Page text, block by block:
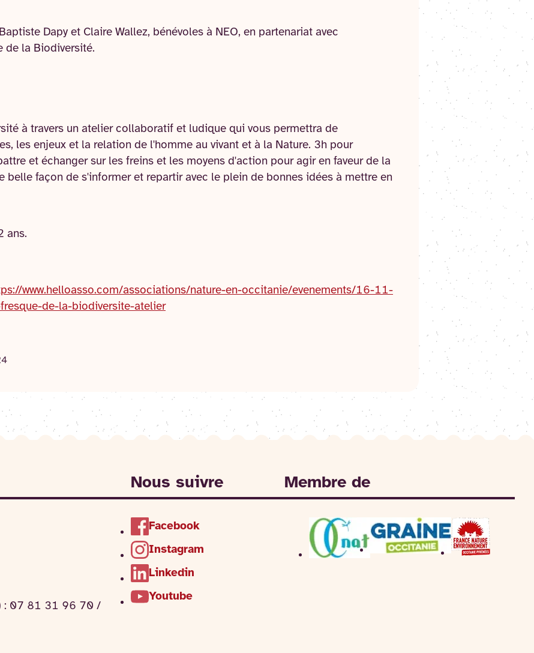
Dapy et Claire Wallez, bénévoles à NEO, en partenariat avec
de la Biodiversité.
à travers un atelier collaboratif et ludique qui vous permettra de
les enjeux et la relation de l'homme au vivant et à la Nature. 3h pour
et échanger sur les freins et les moyens d'action pour agir en faveur de la
belle façon de s'informer et repartir avec le plein de bonnes idées à mettre en
ans.
www.helloasso.com/associations/nature-en-occitanie/evenements/16-11-
de-la-biodiversite-atelier
: 07 81 31 96 70 /
Nous suivre
Facebook
Instagram
Linkedin
Youtube
Membre de